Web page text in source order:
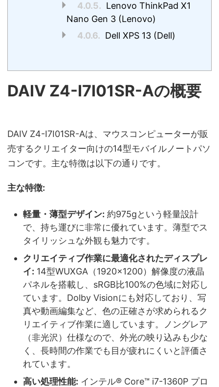
4.0.5. Lenovo ThinkPad X1
Nano Gen 3 (Lenovo)
4.0.6. Dell XPS 13 (Dell)
DAIV Z4-I7I01SR-Aの概要
DAIV Z4-I7I01SR-Aは、マウスコンピューターが販
売するクリエイター向けの14型モバイルノートパソ
コンです。主な特徴は以下の通りです。
主な特徴:
軽量・薄型デザイン: 約975gという軽量設計
で、持ち運びに非常に優れています。薄型でス
タイリッシュな外観も魅力です。
クリエイティブ作業に最適化されたディスプレ
イ: 14型WUXGA（1920×1200）解像度の液晶
パネルを搭載し、sRGB比100%の色域に対応し
ています。Dolby Visionにも対応しており、写
真や動画編集など、色の正確さが求められるク
リエイティブ作業に適しています。ノングレア
（非光沢）仕様なので、外光の映り込みも少な
く、長時間の作業でも目が疲れにくいと評価さ
れています。
高い処理性能: インテル® Core™ i7-1360P プロ